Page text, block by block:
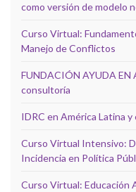
como versión de modelo
Curso Virtual:
Manejo de Conflictos
FUNDACIÓN AYUDA
consultoría
IDRC en América Latina
Curso Virtual Intensivo:
Incidencia en Política
Curso Virtual: Educación